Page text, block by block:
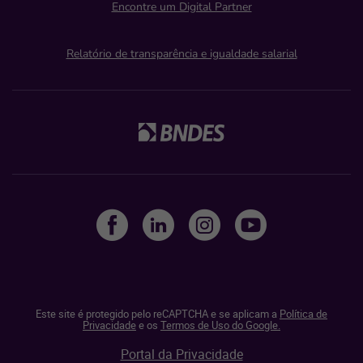
Encontre um Digital Partner
Relatório de transparência e igualdade salarial
Este site é protegido pelo reCAPTCHA e se aplicam a Política de
Privacidadee os Termos de Uso do Google.
Portal da Privacidade